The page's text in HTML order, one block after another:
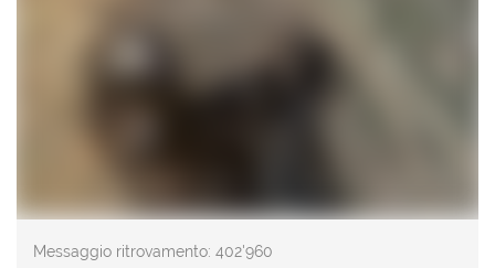
Messaggio ritrovamento: 402'960